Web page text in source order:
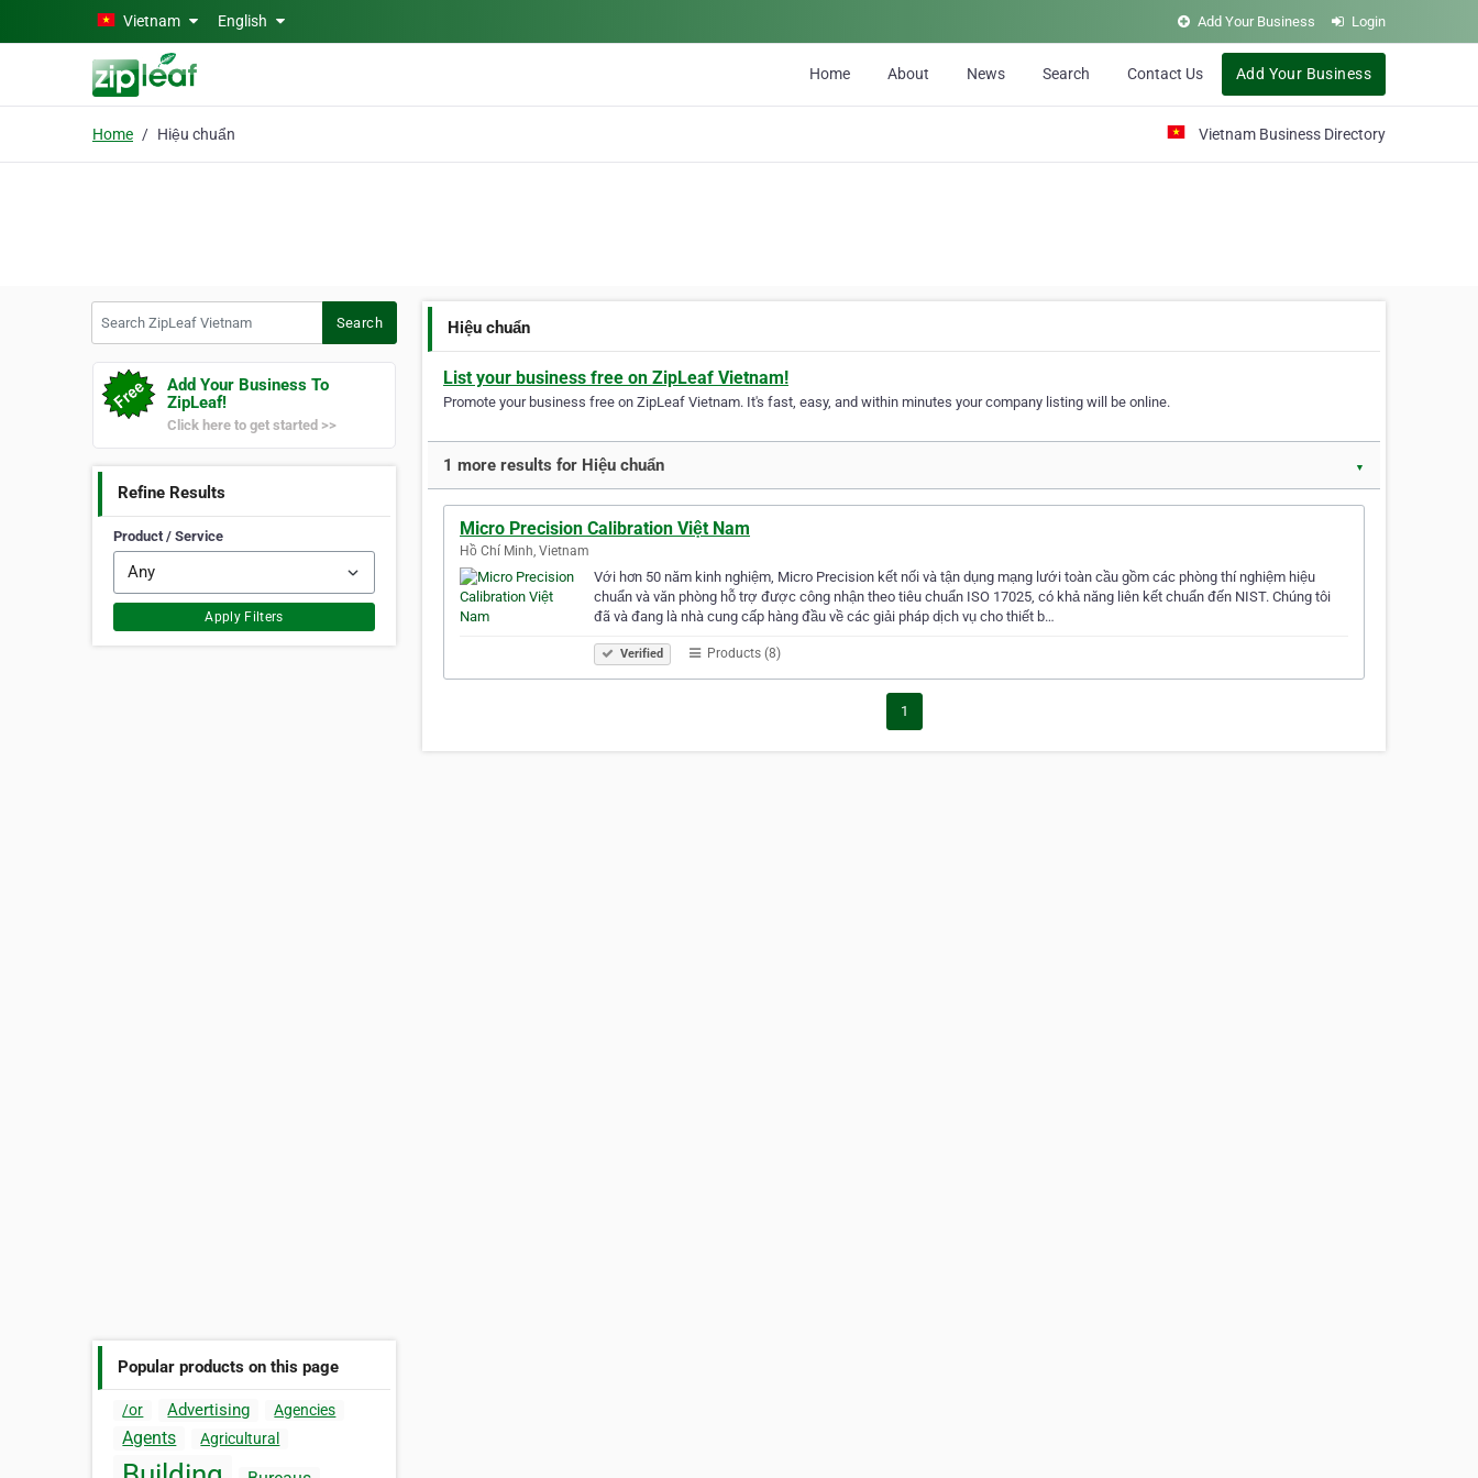
Skip to main contentVietnam English Add Your Business Login
Home About News Search Contact Us Add Your Business
Home Hiệu chuẩn Vietnam Business Directory
Search
Add Your Business To
ZipLeaf!
Click here to get started >>
Refine Results
Product / Service
Apply Filters
Popular products on this page
/or Advertising Agencies
Agents Agricultural
Hiệu chuẩn
List your business free on ZipLeaf Vietnam!
Promote your business free on ZipLeaf Vietnam. It's fast, easy, and within minutes your company listing will be online.
1 more results for Hiệu chuẩn ▼
Micro Precision Calibration Việt Nam
Hồ Chí Minh, Vietnam
Với hơn 50 năm kinh nghiệm, Micro Precision kết nối và tận dụng mạng lưới toàn cầu gồm các phòng thí nghiệm hiệu
chuẩn và văn phòng hỗ trợ được công nhận theo tiêu chuẩn ISO 17025, có khả năng liên kết chuẩn đến NIST. Chúng tôi
đã và đang là nhà cung cấp hàng đầu về các giải pháp dịch vụ cho thiết b…
Verified Products (8)
1